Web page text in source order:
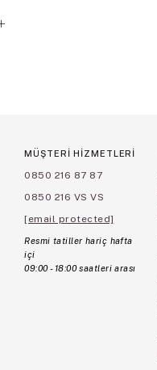
MÜŞTERİ HİZMETLERİ
0850 216 87 87
0850 216 VS VS
[email protected]
Resmi tatiller hariç hafta
içi
09:00 - 18:00 saatleri arası